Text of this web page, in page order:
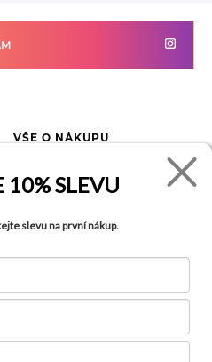
VŠE O NÁKUPU
Jak reklamovat zboží
Tabulka velikostí
Recyklace
10% SLEVU
slevu na první nákup.